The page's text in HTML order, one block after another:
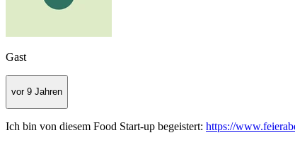
Gast
vor 9 Jahren
Ich bin von diesem Food Start-up begeistert: https://